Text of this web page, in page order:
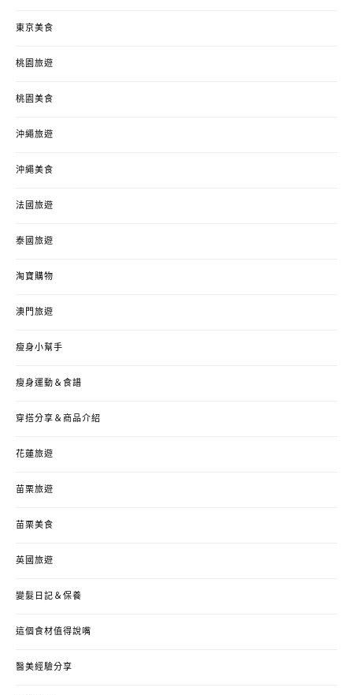
東京美食
桃園旅遊
桃園美食
沖繩旅遊
沖繩美食
法國旅遊
泰國旅遊
淘寶購物
澳門旅遊
瘦身小幫手
瘦身運動＆食譜
穿搭分享＆商品介紹
花蓮旅遊
苗栗旅遊
苗栗美食
英國旅遊
變髮日記＆保養
這個食材值得說嘴
醫美經驗分享